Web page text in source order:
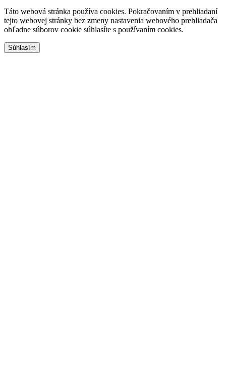
Táto webová stránka používa cookies. Pokračovaním v prehliadaní
tejto webovej stránky bez zmeny nastavenia webového prehliadača
ohľadne súborov cookie súhlasíte s používaním cookies.
Súhlasím